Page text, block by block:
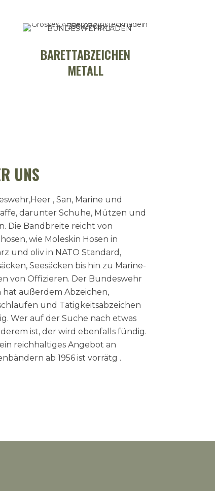
BARETTABZEICHEN
METALL
UNS
, San, Marine und
darunter Schuhe, Mützen und
Die Bandbreite reicht von
wie Moleskin Hosen in
und oliv in NATO Standard,
Seesäcken bis hin zu Marine-
von Offizieren. Der Bundeswehr
hat außerdem Abzeichen,
und Tätigkeitsabzeichen
Wer auf der Suche nach etwas
ist, der wird ebenfalls fündig.
reichhaltiges Angebot an
ab 1956 ist vorrätg .